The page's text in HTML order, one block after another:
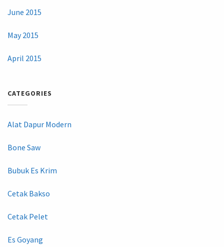
June 2015
May 2015
April 2015
CATEGORIES
Alat Dapur Modern
Bone Saw
Bubuk Es Krim
Cetak Bakso
Cetak Pelet
Es Goyang